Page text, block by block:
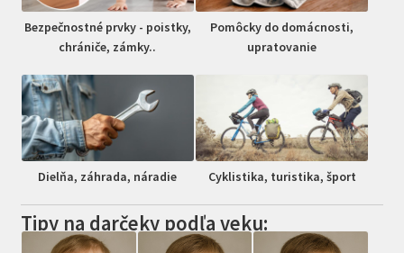
Bezpečnostné prvky - poistky,
chrániče, zámky..
Pomôcky do domácnosti,
upratovanie
Dielňa, záhrada, náradie Cyklistika, turistika, šport
Tipy na darčeky podľa veku: